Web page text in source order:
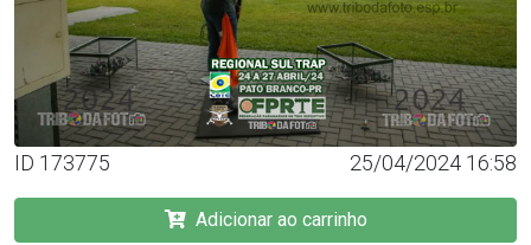
ID 173775 25/04/2024 16:58
Adicionar ao carrinho